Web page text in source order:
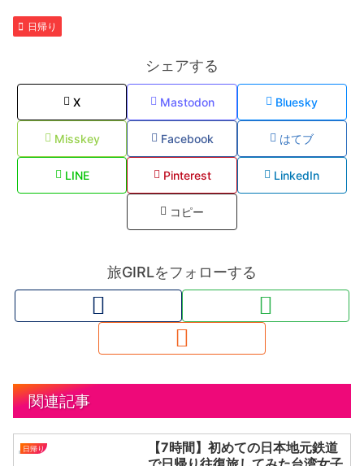
日帰り
シェアする
X Mastodon Bluesky
Misskey Facebook はてブ
LINE Pinterest LinkedIn
コピー
旅GIRLをフォローする
関連記事
日帰り
【7時間】初めての日本地元鉄道